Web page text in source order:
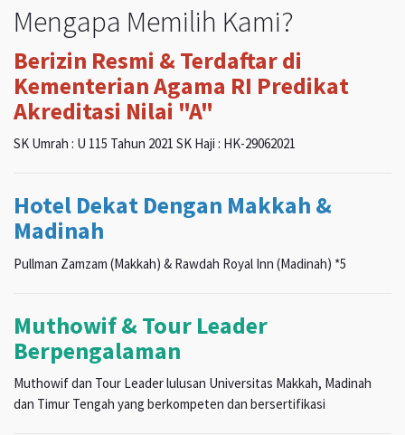
Mengapa Memilih Kami?
Berizin Resmi & Terdaftar di
Kementerian Agama RI Predikat
Akreditasi Nilai "A"
SK Umrah : U 115 Tahun 2021 SK Haji : HK-29062021
Hotel Dekat Dengan Makkah &
Madinah
Pullman Zamzam (Makkah) & Rawdah Royal Inn (Madinah) *5
Muthowif & Tour Leader
Berpengalaman
Muthowif dan Tour Leader lulusan Universitas Makkah, Madinah
dan Timur Tengah yang berkompeten dan bersertifikasi